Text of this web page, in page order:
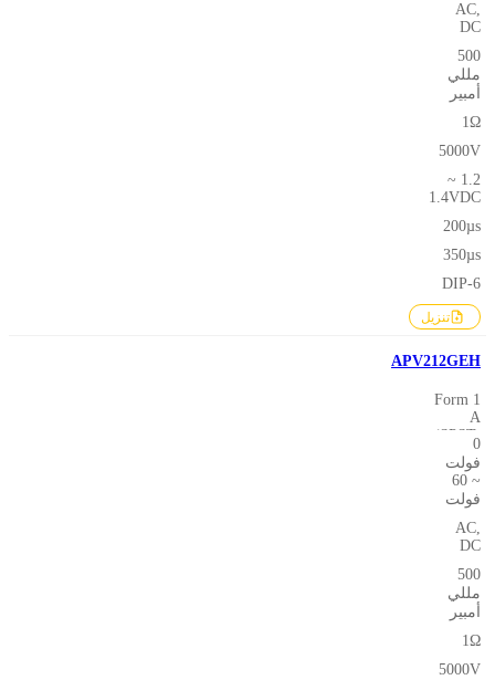
AC,
DC
500
مللي
أمبير
1Ω
5000V
1.2 ~
1.4VDC
200µs
350µs
DIP-6
تنزيل
APV212GEH
1 Form
A
(SPST-
NO)
0
فولت
~ 60
فولت
AC,
DC
500
مللي
أمبير
1Ω
5000V